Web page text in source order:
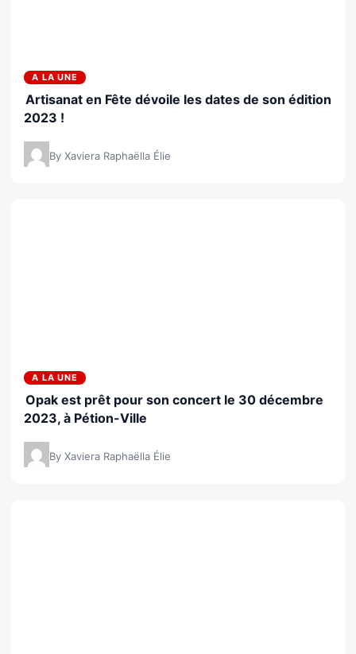
A LA UNE
Artisanat en Fête dévoile les dates de son édition
2023 !
By Xaviera Raphaëlla Élie
A LA UNE
Opak est prêt pour son concert le 30 décembre
2023, à Pétion-Ville
By Xaviera Raphaëlla Élie